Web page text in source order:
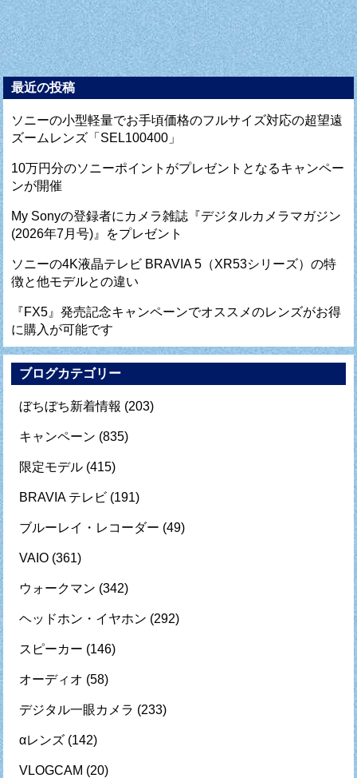
最近の投稿
ソニーの小型軽量でお手頃価格のフルサイズ対応の超望遠
ズームレンズ「SEL100400」
10万円分のソニーポイントがプレゼントとなるキャンペー
ンが開催
My Sonyの登録者にカメラ雑誌『デジタルカメラマガジン
(2026年7月号)』をプレゼント
ソニーの4K液晶テレビ BRAVIA 5（XR53シリーズ）の特
徴と他モデルとの違い
『FX5』発売記念キャンペーンでオススメのレンズがお得
に購入が可能です
ブログカテゴリー
ぼちぼち新着情報 (203)
キャンペーン (835)
限定モデル (415)
BRAVIA テレビ (191)
ブルーレイ・レコーダー (49)
VAIO (361)
ウォークマン (342)
ヘッドホン・イヤホン (292)
スピーカー (146)
オーディオ (58)
デジタル一眼カメラ (233)
αレンズ (142)
VLOGCAM (20)